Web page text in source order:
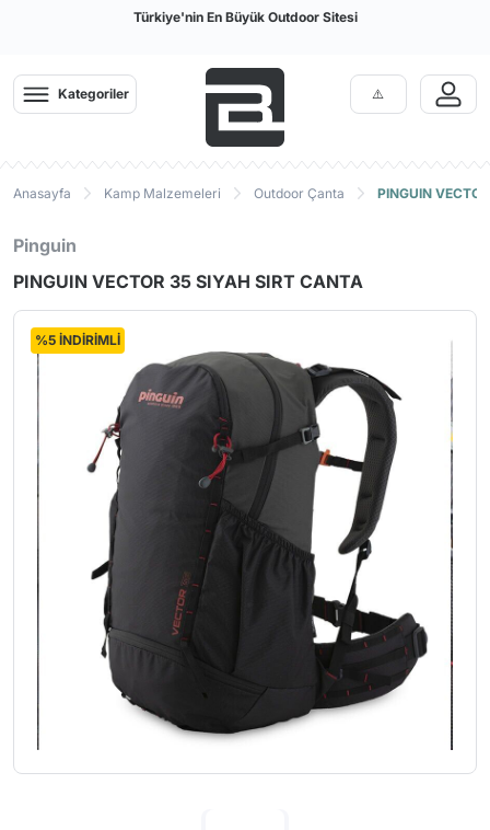
Türkiye'nin En Büyük Outdoor Sitesi
Kategoriler
Anasayfa Kamp Malzemeleri Outdoor Çanta PINGUIN
Pinguin
PINGUIN VECTOR 35 SIYAH SIRT CANTA
%5 İNDİRİMLİ